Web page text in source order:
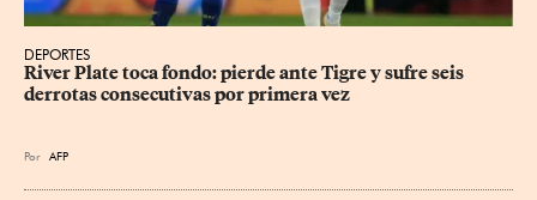
DEPORTES
River Plate toca fondo: pierde ante Tigre y sufre seis
derrotas consecutivas por primera vez
Por AFP